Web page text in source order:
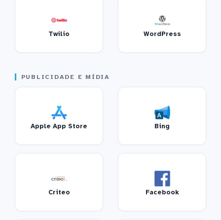
Twilio WordPress
PUBLICIDADE E MÍDIA
Apple App Store Bing
Criteo Facebook